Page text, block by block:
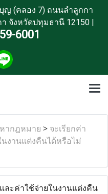
(คลอง 7) ถนนลำลูกกา
จังหวัดปทุมธานี 12150 |
6001
ากฎหมาย > จะเรียกค่า
งานแต่งคืนได้หรือไม่
ละค่าใช้จ่ายในงานแต่งคืน